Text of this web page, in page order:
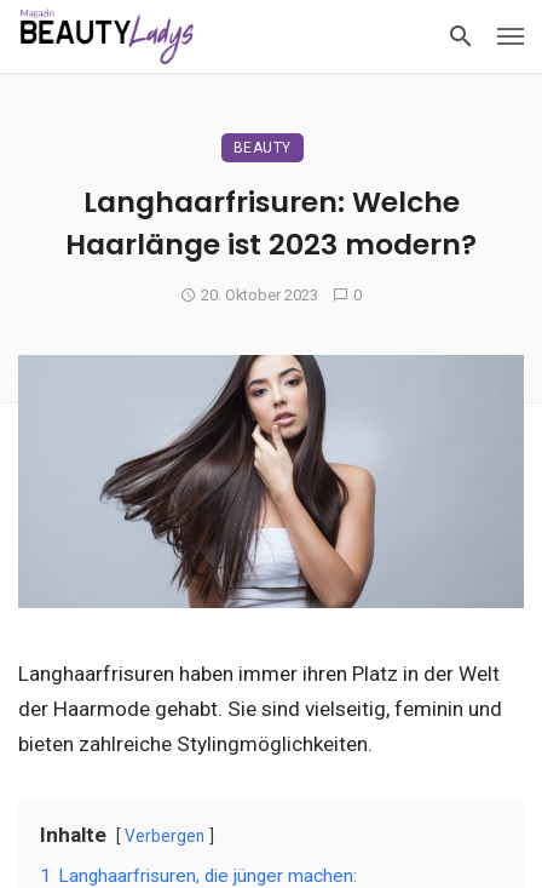
BEAUTY
Langhaarfrisuren: Welche
Haarlänge ist 2023 modern?
20. Oktober 2023 0
Langhaarfrisuren haben immer ihren Platz in der Welt
der Haarmode gehabt. Sie sind vielseitig, feminin und
bieten zahlreiche Stylingmöglichkeiten.
Inhalte Verbergen
1 Langhaarfrisuren, die jünger machen: